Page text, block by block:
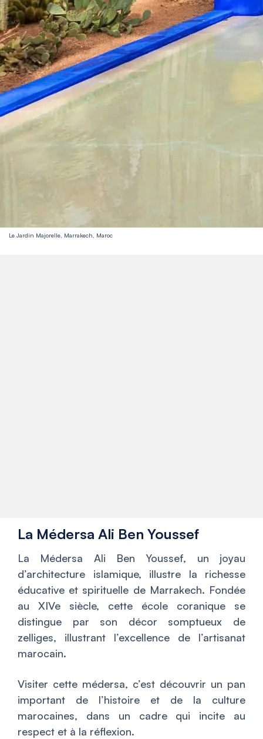
Le Jardin Majorelle, Marrakech, Maroc
La Médersa Ali Ben Youssef
La Médersa Ali Ben Youssef, un joyau
d’architecture islamique, illustre la richesse
éducative et spirituelle de Marrakech. Fondée
au XIVe siècle, cette école coranique se
distingue par son décor somptueux de
zelliges, illustrant l’excellence de l’artisanat
marocain.
Visiter cette médersa, c’est découvrir un pan
important de l’histoire et de la culture
marocaines, dans un cadre qui incite au
respect et à la réflexion.